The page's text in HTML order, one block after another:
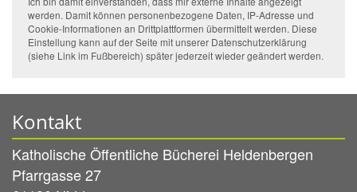
werden. Damit können personenbezogene Daten, IP-Adresse und
Cookie-Informationen an Drittplattformen übermittelt werden. Diese
Einstellung kann auf der Seite mit unserer Datenschutzerklärung
(siehe Link im Fußbereich) später jederzeit wieder geändert werden.
Kontakt
Katholische Öffentliche Bücherei Heldenbergen
Pfarrgasse 27